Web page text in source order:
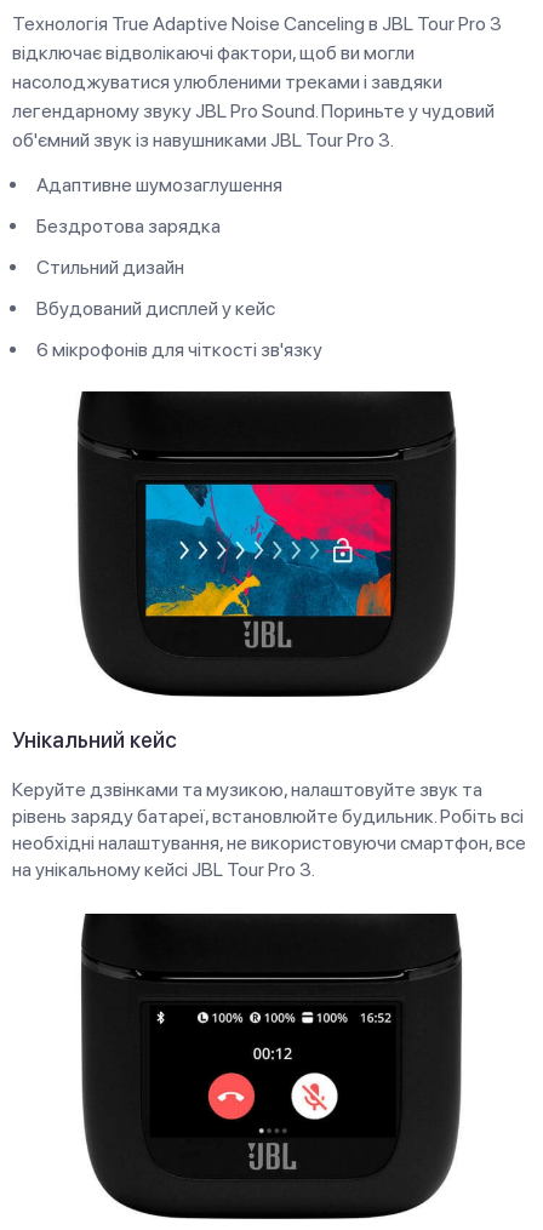
Технологія True Adaptive Noise Canceling в JBL Tour Pro 3
відключає відволікаючі фактори, щоб ви могли
насолоджуватися улюбленими треками і завдяки
легендарному звуку JBL Pro Sound. Пориньте у чудовий
об'ємний звук із навушниками JBL Tour Pro 3.
Адаптивне шумозаглушення
Бездротова зарядка
Стильний дизайн
Вбудований дисплей у кейс
6 мікрофонів для чіткості зв'язку
Унікальний кейс
Керуйте дзвінками та музикою, налаштовуйте звук та
рівень заряду батареї, встановлюйте будильник. Робіть всі
необхідні налаштування, не використовуючи смартфон, все
на унікальному кейсі JBL Tour Pro 3.